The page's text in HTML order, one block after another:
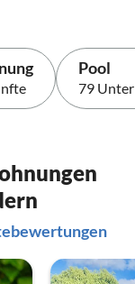
Pool
79